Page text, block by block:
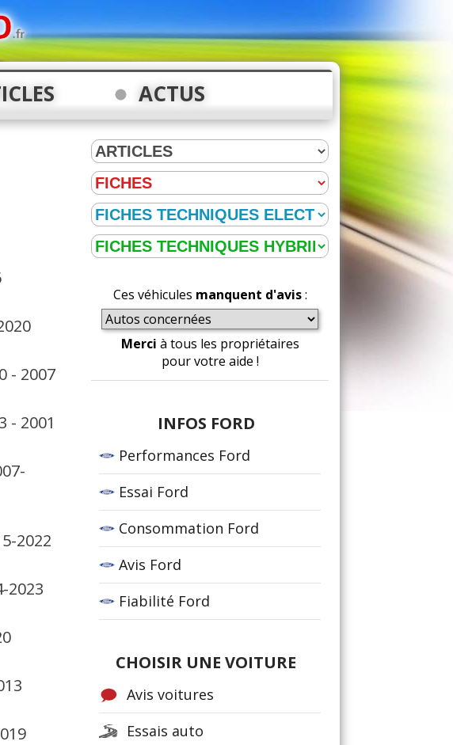
ACTUS
- 2007
- 2001
2022
2023
Ces véhicules manquent d'avis:
Merci à tous les propriétaires
pour votre aide !
INFOS FORD
Performances Ford
Essai Ford
Consommation Ford
Avis Ford
Fiabilité Ford
CHOISIR UNE VOITURE
Avis voitures
Essais auto